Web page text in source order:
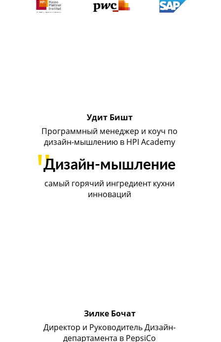
"
Удит Бишт
Программный менеджер и коуч по
дизайн-мышлению в HPI Academy
Дизайн-мышление
самый горячий ингредиент кухни
инноваций
Зилке Бочат
Директор и Руководитель Дизайн-
департамента в PepsiCo